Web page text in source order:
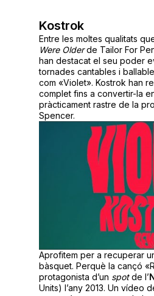
Kostrok
Entre les moltes qualitats
Were Olderde Tailor For
han destacat el seu poder
tornades cantables i
com «Violet». Kostrok han
complet fins a convertir-la
pràcticament rastre de la
Spencer.
Aprofitem per a recuperar
bàsquet. Perquè la cançó
protagonista d’un spotde l’
Units) l’any 2013. Un vídeo